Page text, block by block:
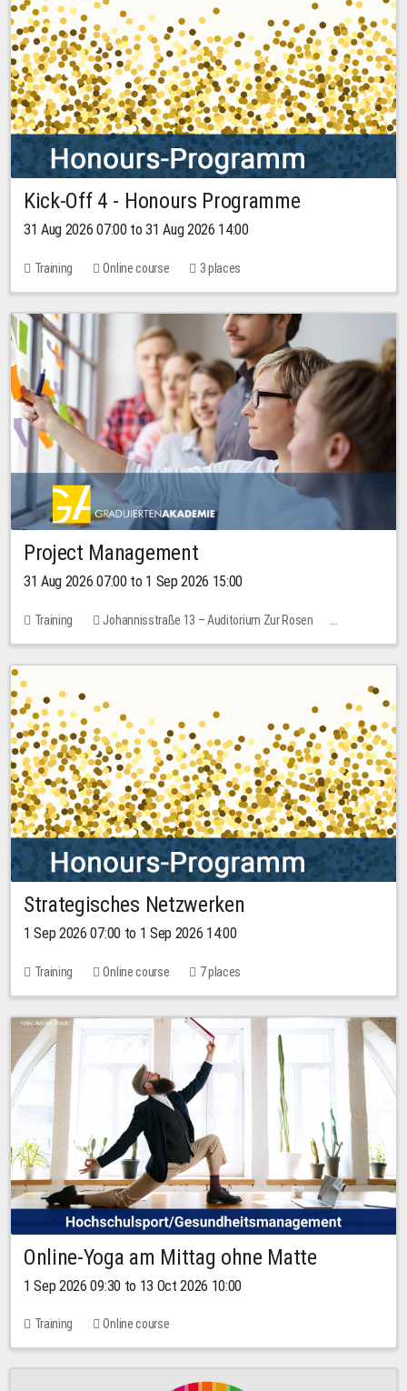
Kick-Off 4 - Honours Programme
31 Aug 2026 07:00 to 31 Aug 2026 14:00
Training Online course 3 places
Project Management
31 Aug 2026 07:00 to 1 Sep 2026 15:00
Training
Johannisstraße 13 – Auditorium Zur Rosen
No free places
30.00 EUR
Strategisches Netzwerken
1 Sep 2026 07:00 to 1 Sep 2026 14:00
Training Online course 7 places
Online-Yoga am Mittag ohne Matte
1 Sep 2026 09:30 to 13 Oct 2026 10:00
Training Online course